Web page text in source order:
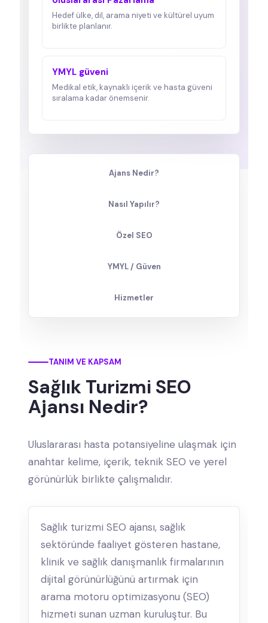
Hedef ülke, dil, arama niyeti ve kültürel uyum
birlikte planlanır.
YMYL güveni
Medikal etik, kaynaklı içerik ve hasta güveni
sıralama kadar önemsenir.
Ajans Nedir?
Nasıl Yapılır?
Özel SEO
YMYL / Güven
Hizmetler
TANIM VE KAPSAM
Sağlık Turizmi SEO
Ajansı Nedir?
Uluslararası hasta potansiyeline ulaşmak için
anahtar kelime, içerik, teknik SEO ve yerel
görünürlük birlikte çalışmalıdır.
Sağlık turizmi SEO ajansı, sağlık
sektöründe faaliyet gösteren hastane,
klinik ve sağlık danışmanlık firmalarının
dijital görünürlüğünü artırmak için
arama motoru optimizasyonu (SEO)
hizmeti sunan uzman kuruluştur. Bu